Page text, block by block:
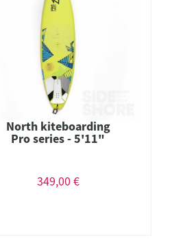
North kiteboarding
Pro series - 5'11"
349,00 €